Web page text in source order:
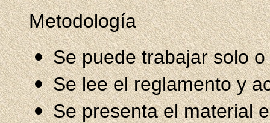
Metodología
Se puede trabajar solo
Se lee el reglamento y
Se presenta el material